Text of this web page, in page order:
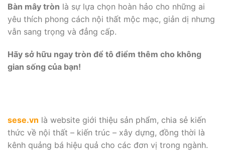
Bàn mây tròn là sự lựa chọn hoàn hảo cho những ai
yêu thích phong cách nội thất mộc mạc, giản dị nhưng
vẫn sang trọng và đẳng cấp.
Hãy sở hữu ngay tròn để tô điểm thêm cho không
gian sống của bạn!
sese.vn là website giới thiệu sản phẩm, chia sẻ kiến
thức về nội thất – kiến trúc – xây dựng, đồng thời là
kênh quảng bá hiệu quả cho các đơn vị trong ngành.